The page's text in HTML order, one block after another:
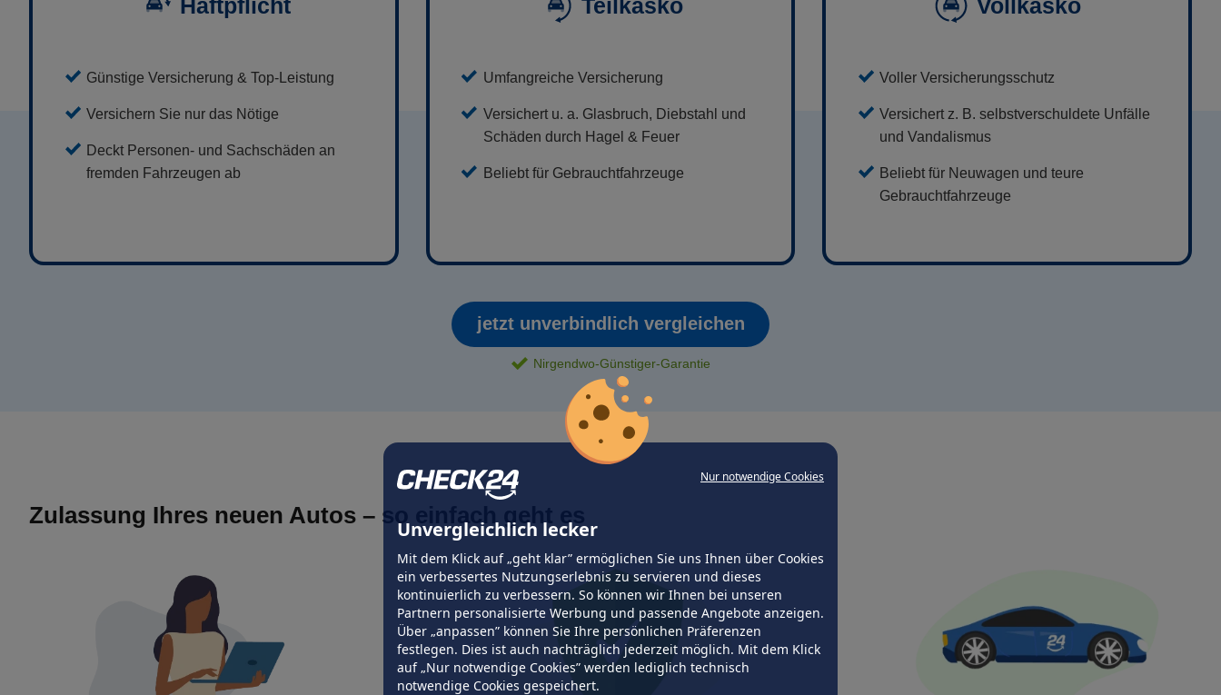
Nur notwendige Cookies
Unvergleichlich lecker
Mit dem Klick auf „geht klar” ermöglichen Sie uns Ihnen über Cookies
ein verbessertes Nutzungserlebnis zu servieren und dieses
kontinuierlich zu verbessern. So können wir Ihnen bei unseren
Partnern personalisierte Werbung und passende Angebote anzeigen.
Über „anpassen” können Sie Ihre persönlichen Präferenzen
festlegen. Dies ist auch nachträglich jederzeit möglich. Mit dem Klick
auf „Nur notwendige Cookies” werden lediglich technisch
notwendige Cookies gespeichert.
Günstige Versicherung & Top-Leistung
Versichern Sie nur das Nötige
Deckt Personen- und Sachschäden an
fremden Fahrzeugen ab
Umfangreiche Versicherung
Versichert u. a. Glasbruch, Diebstahl und
Schäden durch Hagel & Feuer
Beliebt für Gebrauchtfahrzeuge
Voller Versicherungsschutz
Versichert z. B. selbstverschuldete Unfälle
und Vandalismus
Beliebt für Neuwagen und teure
Gebrauchtfahrzeuge
jetzt unverbindlich vergleichen
Nirgendwo-Günstiger-Garantie
Zulassung Ihres neuen Autos – so einfach geht es